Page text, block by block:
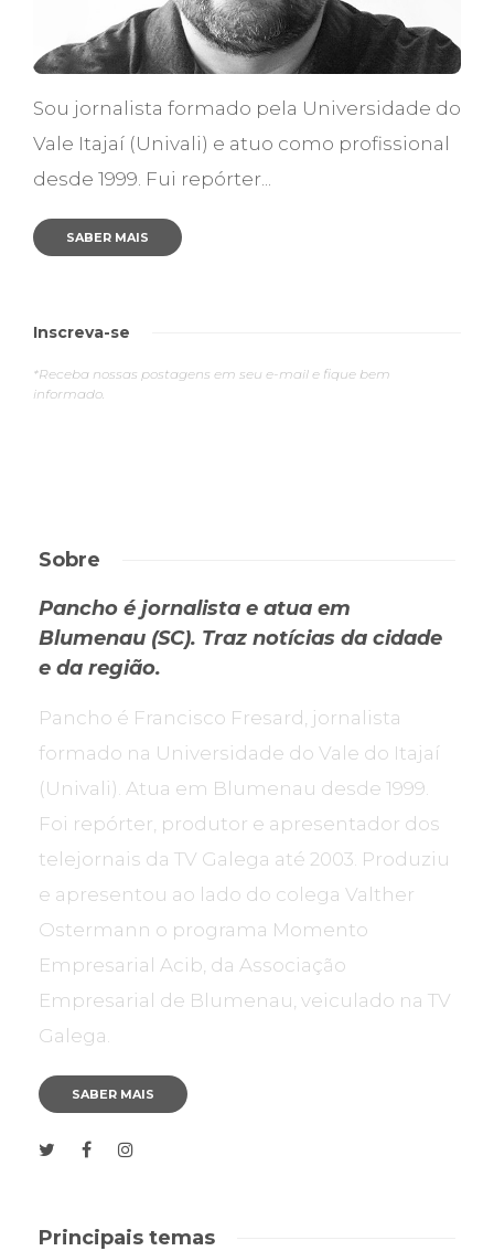
Sou jornalista formado pela Universidade do
Vale Itajaí (Univali) e atuo como profissional
desde 1999. Fui repórter...
SABER MAIS
Inscreva-se
*Receba nossas postagens em seu e-mail e fique bem
informado.
Sobre
Pancho é jornalista e atua em
Blumenau (SC). Traz notícias da cidade
e da região.
Pancho é Francisco Fresard, jornalista
formado na Universidade do Vale do Itajaí
(Univali). Atua em Blumenau desde 1999.
Foi repórter, produtor e apresentador dos
telejornais da TV Galega até 2003. Produziu
e apresentou ao lado do colega Valther
Ostermann o programa Momento
Empresarial Acib, da Associação
Empresarial de Blumenau, veiculado na TV
Galega.
SABER MAIS
Principais temas